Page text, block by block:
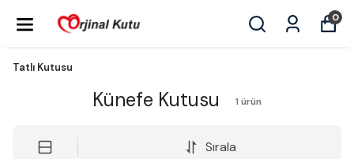
0
Tatlı Kutusu
Künefe Kutusu 1 ürün
Sırala